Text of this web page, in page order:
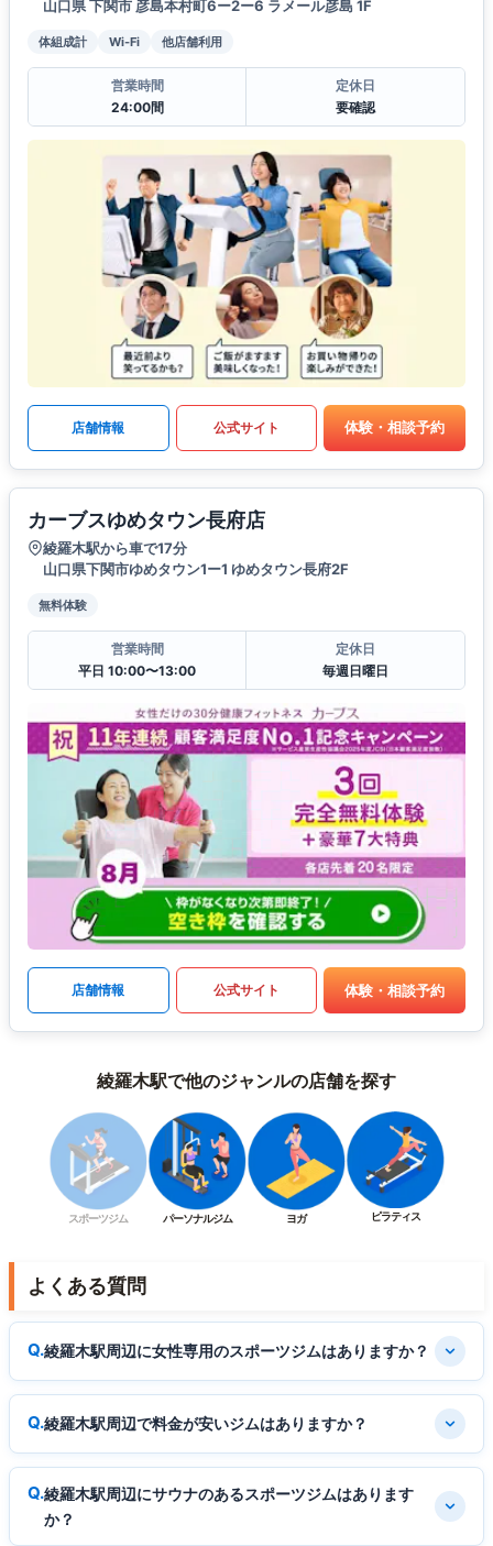
山口県 下関市 彦島本村町6ー2ー6 ラメール彦島 1F
体組成計 Wi-Fi 他店舗利用
営業時間
24:00間
定休日
要確認
店舗情報 公式サイト 体験・相談予約
カーブスゆめタウン長府店
綾羅木駅から車で17分
山口県下関市ゆめタウン1ー1 ゆめタウン長府2F
無料体験
営業時間
平日 10:00〜13:00
定休日
毎週日曜日
店舗情報 公式サイト 体験・相談予約
綾羅木駅で他のジャンルの店舗を探す
スポーツジム パーソナルジム ヨガ ピラティス
よくある質問
綾羅木駅周辺に女性専用のスポーツジムはありますか？
綾羅木駅周辺で料金が安いジムはありますか？
綾羅木駅周辺にサウナのあるスポーツジムはあります
か？